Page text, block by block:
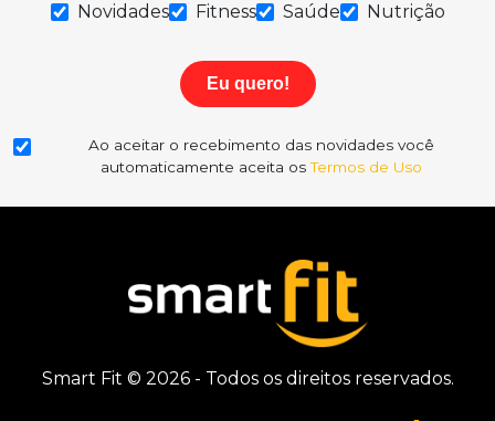
Novidades Fitness Saúde Nutrição
Eu quero!
Ao aceitar o recebimento das novidades você
automaticamente aceita osTermos de Uso
Smart Fit © 2026 - Todos os direitos reservados.